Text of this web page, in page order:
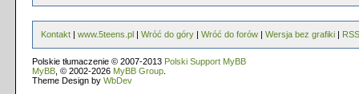
Kontakt | www.5teens.pl | Wróć do góry | Wróć do forów | Wersja bez grafiki | RSS
Polskie tłumaczenie © 2007-2013 Polski Support MyBB
MyBB , © 2002-2026 MyBB Group
Theme Design by WbDev